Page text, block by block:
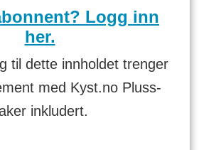
Logg inn
her.
til dette innholdet trenger
med Kyst.no Pluss-
inkludert.